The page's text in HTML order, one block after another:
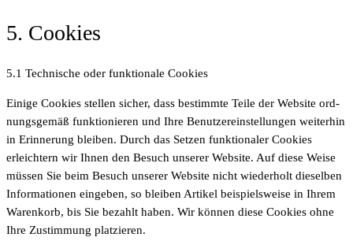
5. Coo­kies
5.1 Tech­ni­sche oder funk­tio­na­le Cookies
Eini­ge Coo­kies stel­len sicher, dass bestimm­te Tei­le der Web­site ord­
nungs­ge­mäß funk­tio­nie­ren und Ihre Benut­zer­ein­stel­lun­gen wei­ter­hin
in Erin­ne­rung blei­ben. Durch das Set­zen funk­tio­na­ler Coo­kies
erleich­tern wir Ihnen den Besuch unse­rer Web­site. Auf die­se Wei­se
müs­sen Sie beim Besuch unse­rer Web­site nicht wie­der­holt die­sel­ben
Infor­ma­tio­nen ein­ge­ben, so blei­ben Arti­kel bei­spiels­wei­se in Ihrem
Waren­korb, bis Sie bezahlt haben. Wir kön­nen die­se Coo­kies ohne
Ihre Zustim­mung platzieren.